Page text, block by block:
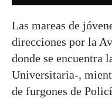
Las mareas de
direcciones por la
donde se encuentra
Universitaria-,
de furgones de